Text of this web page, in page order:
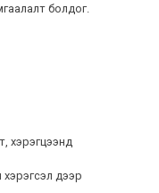
болдог.
хэрэгцээнд
дээр